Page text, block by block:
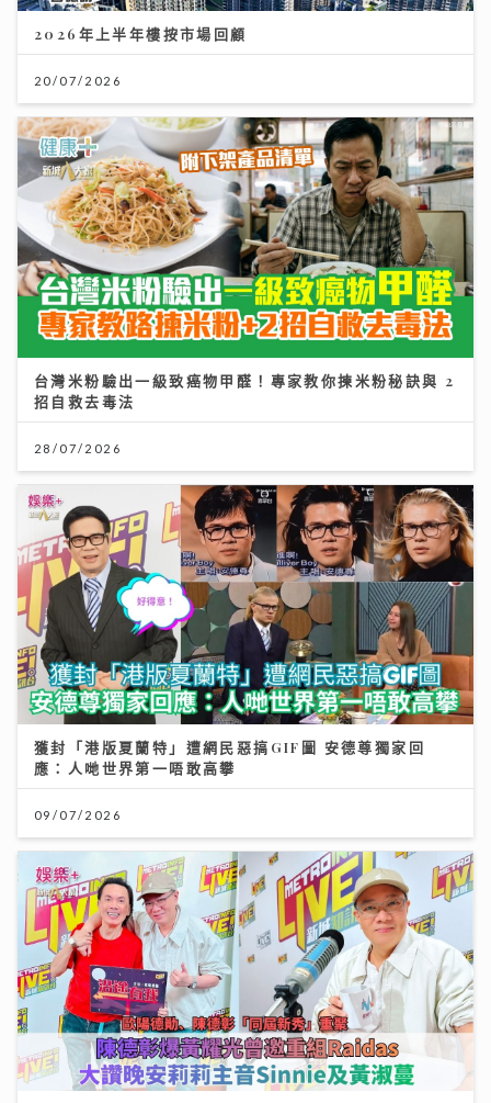
2026年上半年樓按市場回顧
20/07/2026
台灣米粉驗出一級致癌物甲醛！專家教你揀米粉秘訣與 2
招自救去毒法
28/07/2026
獲封「港版夏蘭特」遭網民惡搞GIF圖 安德尊獨家回
應：人哋世界第一唔敢高攀
09/07/2026